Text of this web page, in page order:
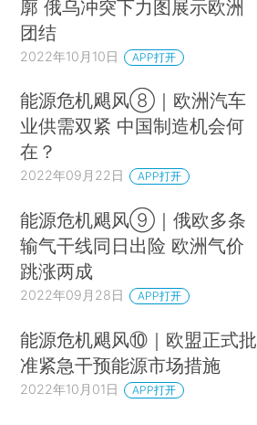
廓 俄乌冲突下力图展示欧洲
团结
2022年10月10日 APP打开
能源危机飓风⑧｜欧洲汽车
业供需双紧 中国制造机会何
在？
2022年09月22日 APP打开
能源危机飓风⑨｜俄欧多条
输气干线同日出险 欧洲气价
跳涨两成
2022年09月28日 APP打开
能源危机飓风⑩｜欧盟正式批
准紧急干预能源市场措施
2022年10月01日 APP打开